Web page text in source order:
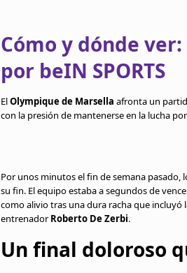
Cómo y dónde
por beIN SPORTS
ElOlympique de Marsella afronta un
con la presión de mantenerse en la lucha
Por unos minutos el fin de semana pasado,
su fin. El equipo estaba a segundos de
como alivio tras una dura racha que incluyó
entrenadorRoberto De Zerbi.
Un final doloroso